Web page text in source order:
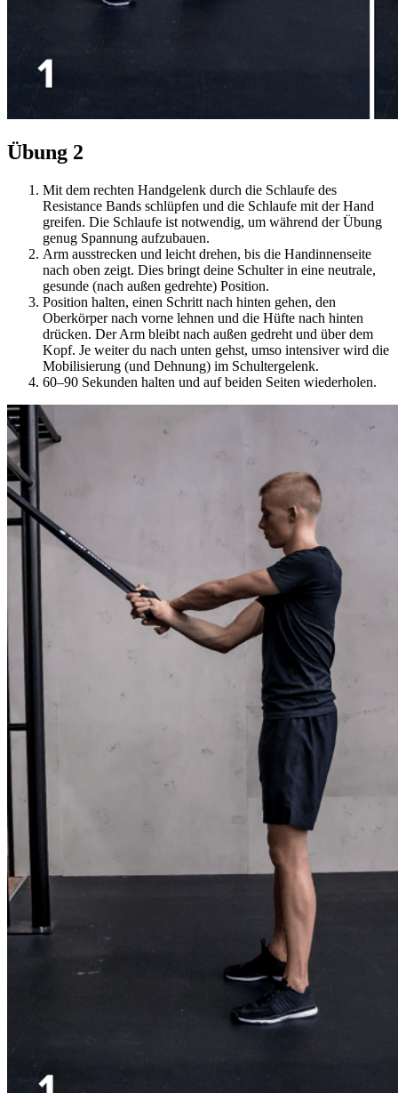
Übung 2
Mit dem rechten Handgelenk durch die Schlaufe des
Resistance Bands schlüpfen und die Schlaufe mit der Hand
greifen. Die Schlaufe ist notwendig, um während der Übung
genug Spannung aufzubauen.
Arm ausstrecken und leicht drehen, bis die Handinnenseite
nach oben zeigt. Dies bringt deine Schulter in eine neutrale,
gesunde (nach außen gedrehte) Position.
Position halten, einen Schritt nach hinten gehen, den
Oberkörper nach vorne lehnen und die Hüfte nach hinten
drücken. Der Arm bleibt nach außen gedreht und über dem
Kopf. Je weiter du nach unten gehst, umso intensiver wird die
Mobilisierung (und Dehnung) im Schultergelenk.
60–90 Sekunden halten und auf beiden Seiten wiederholen.